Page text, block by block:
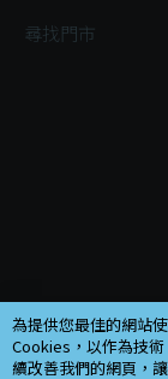
尋找門市
摩特動力工
為提供您最佳的網站
Cookies，以作為技
續改善我們的網頁，